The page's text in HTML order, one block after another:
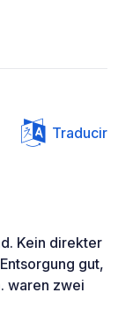
Traducir
Kein direkter
gut,
waren zwei